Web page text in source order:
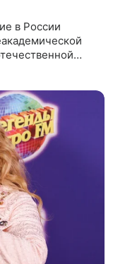
в России